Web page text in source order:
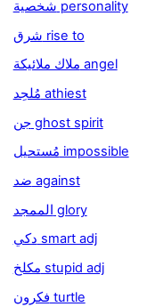
شخصية personality
شرق rise to
ملاك ملائيكة angel
مُلحِد athiest
جن ghost spirit
مُستحيل impossible
ضد against
الممجد glory
دكي smart adj
مكلخ stupid adj
فكرون turtle